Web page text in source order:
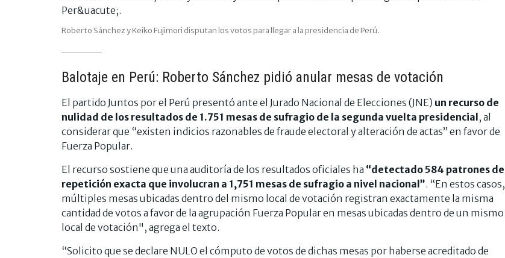
Roberto Sánchez y Keiko Fujimori disputan los votos para llegar a la presidencia de Perú.
Balotaje en Perú: Roberto Sánchez pidió anular mesas de votación
El partido Juntos por el Perú presentó ante el Jurado Nacional de Elecciones (JNE) un recurso de
nulidad de los resultados de 1.751 mesas de sufragio de la segunda vuelta presidencial, al
considerar que “existen indicios razonables de fraude electoral y alteración de actas” en favor de
Fuerza Popular.
El recurso sostiene que una auditoría de los resultados oficiales ha “detectado 584 patrones de
repetición exacta que involucran a 1,751 mesas de sufragio a nivel nacional”. “En estos casos,
múltiples mesas ubicadas dentro del mismo local de votación registran exactamente la misma
cantidad de votos a favor de la agrupación Fuerza Popular en mesas ubicadas dentro de un mismo
local de votación", agrega el texto.
“Solicito que se declare NULO el cómputo de votos de dichas mesas por haberse acreditado de